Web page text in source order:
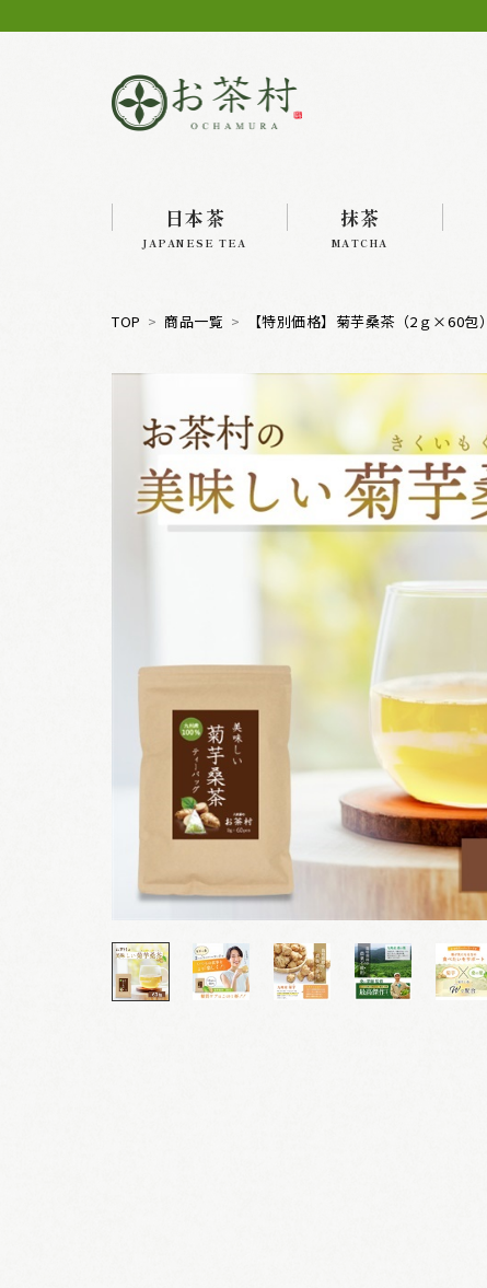
日本茶
JAPANESE TEA
抹茶
MATCHA
TOP 商品一覧 【特別価格】菊芋桑茶（2ｇ×60包）